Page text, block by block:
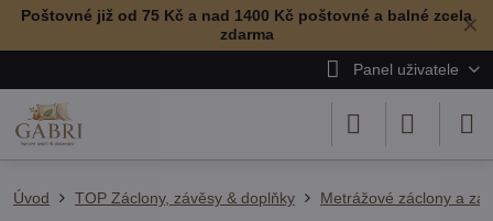
✕
Poštovné již od 75 Kč a nad 1400 Kč poštovné a balné zcela
zdarma
Panel uživatele
Úvod TOP Záclony, závěsy & doplňky Metrážové záclony a